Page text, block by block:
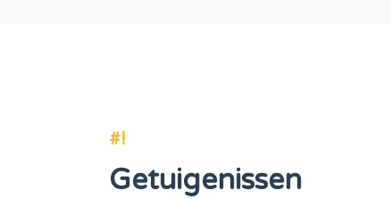
#!
Getuigenissen